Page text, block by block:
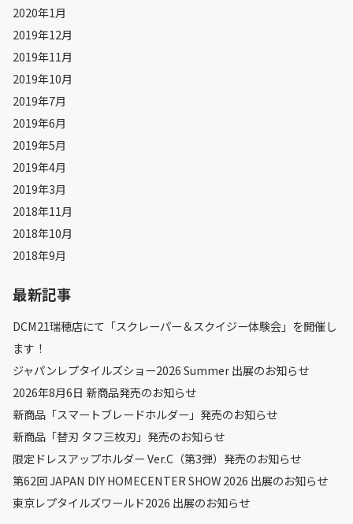
2020年1月
2019年12月
2019年11月
2019年10月
2019年7月
2019年6月
2019年5月
2019年4月
2019年3月
2018年11月
2018年10月
2018年9月
最新記事
DCM21瑞穂店にて「スクレーパー＆スクイジー体験会」を開催し
ます！
ジャパンレプタイルズショー2026 Summer 出展のお知らせ
2026年8月6日 新商品発売のお知らせ
新商品「スマートブレードホルダー」発売のお知らせ
新商品「替刃 タフ三枚刃」発売のお知らせ
限定ドレスアップホルダー Ver.C（第3弾）発売のお知らせ
第62回 JAPAN DIY HOMECENTER SHOW 2026 出展のお知らせ
東京レプタイルズワールド2026 出展のお知らせ